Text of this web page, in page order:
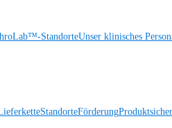
StandorteUnser klinisches
StandorteFörderung